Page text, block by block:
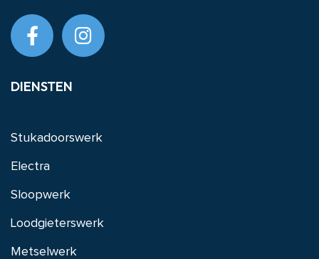
DIENSTEN
Stukadoorswerk
Electra
Sloopwerk
Loodgieterswerk
Metselwerk